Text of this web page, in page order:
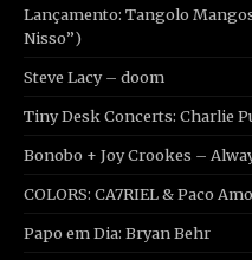
Lançamento: Tangolo
Nisso”)
Steve Lacy – doom
Tiny Desk Concerts: Charlie
Bonobo + Joy Crookes –
COLORS: CA7RIEL & Paco
Papo em Dia: Bryan Behr